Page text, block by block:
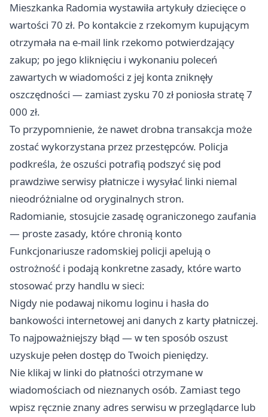
Mieszkanka Radomia wystawiła artykuły dziecięce o
wartości 70 zł. Po kontakcie z rzekomym kupującym
otrzymała na e‑mail link rzekomo potwierdzający
zakup; po jego kliknięciu i wykonaniu poleceń
zawartych w wiadomości z jej konta zniknęły
oszczędności — zamiast zysku 70 zł poniosła stratę 7
000 zł.
To przypomnienie, że nawet drobna transakcja może
zostać wykorzystana przez przestępców. Policja
podkreśla, że oszuści potrafią podszyć się pod
prawdziwe serwisy płatnicze i wysyłać linki niemal
nieodróżnialne od oryginalnych stron.
Radomianie, stosujcie zasadę ograniczonego zaufania
— proste zasady, które chronią konto
Funkcjonariusze radomskiej policji apelują o
ostrożność i podają konkretne zasady, które warto
stosować przy handlu w sieci:
Nigdy nie podawaj nikomu loginu i hasła do
bankowości internetowej ani danych z karty płatniczej.
To najpoważniejszy błąd — w ten sposób oszust
uzyskuje pełen dostęp do Twoich pieniędzy.
Nie klikaj w linki do płatności otrzymane w
wiadomościach od nieznanych osób. Zamiast tego
wpisz ręcznie znany adres serwisu w przeglądarce lub